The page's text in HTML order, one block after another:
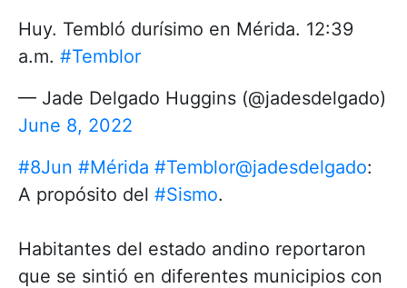
Huy. Tembló durísimo en Mérida. 12:39
a.m. #Temblor
— Jade Delgado Huggins (@jadesdelgado)
June 8, 2022
#8Jun #Mérida #Temblor@jadesdelgado:
A propósito del #Sismo.
Habitantes del estado andino reportaron
que se sintió en diferentes municipios con